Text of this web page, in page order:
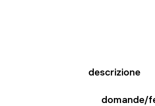
descrizione
domande/